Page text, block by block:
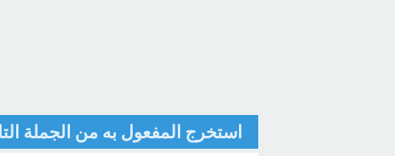
استخرج المفعول به من الجملة